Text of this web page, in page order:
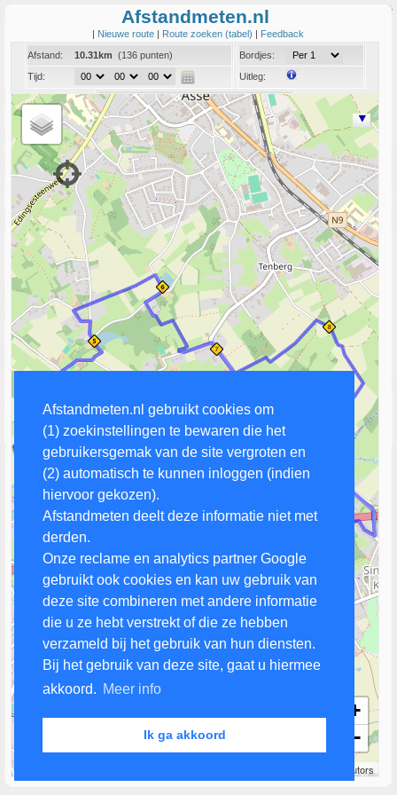
Afstandmeten.nl gebruikt cookies om
(1) zoekinstellingen te bewaren die het
gebruikersgemak van de site vergroten en
(2) automatisch te kunnen inloggen (indien
hiervoor gekozen).
Afstandmeten deelt deze informatie niet met
derden.
Onze reclame en analytics partner Google
gebruikt ook cookies en kan uw gebruik van
deze site combineren met andere informatie
die u ze hebt verstrekt of die ze hebben
verzameld bij het gebruik van hun diensten.
Bij het gebruik van deze site, gaat u hiermee
akkoord. Meer info
Ik ga akkoord
Afstandmeten.nl
| Nieuwe route | Route zoeken (tabel) | Feedback
Afstand:
10.31km (136 punten)
Tijd:
Bordjes:
Uitleg:
Coord:
Info:
Link naar deze route
+
−
contributors